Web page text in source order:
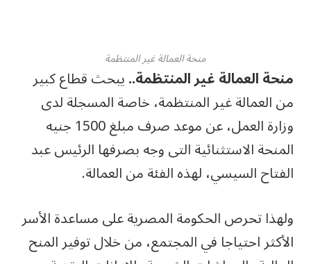
منحة العمالة غير المنتظمة
منحة العمالة غير المنتظمة..يبحث قطاع كبير
من العمالة غير المنتظمة، خاصة المسجلة لدى
وزارة العمل، عن موعد صرف مبلغ 1500 جنيه
المنحة الاستثنائية التى وجه بصرفها الرئيس عبد
الفتاح السيسي، لهذه الفئة من العمالة.
ولهذا تحرص الحكومة المصرية على مساعدة الأسر
الأكثر احتياجا في المجتمع، من خلال توفير المنح